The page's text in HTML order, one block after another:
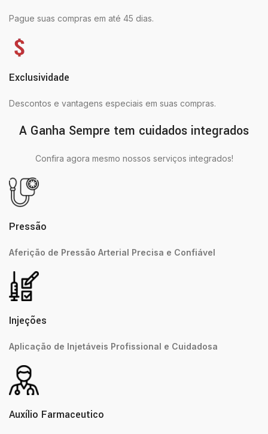
Pague suas compras em até 45 dias.
Exclusividade
Descontos e vantagens especiais em suas compras.
A Ganha Sempre tem cuidados integrados
Confira agora mesmo nossos serviços integrados!
Pressão
Aferição de Pressão Arterial Precisa e Confiável
Injeções
Aplicação de Injetáveis Profissional e Cuidadosa
Auxílio Farmaceutico